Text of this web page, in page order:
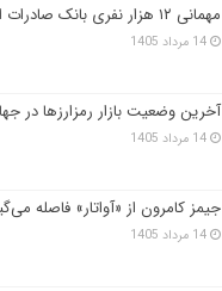
مهمانی ۱۲ هزار نفری بانک صادرات ایران
14 مرداد 1405
آخرین وضعیت بازار رمزارزها در
14 مرداد 1405
جیمز کامرون از «آواتار» فاصله
14 مرداد 1405